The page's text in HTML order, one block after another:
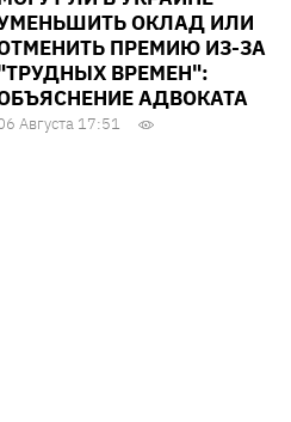
ОКЛАД ИЛИ
ПРЕМИЮ ИЗ-ЗА
ВРЕМЕН":
АДВОКАТА
Августа 17:51